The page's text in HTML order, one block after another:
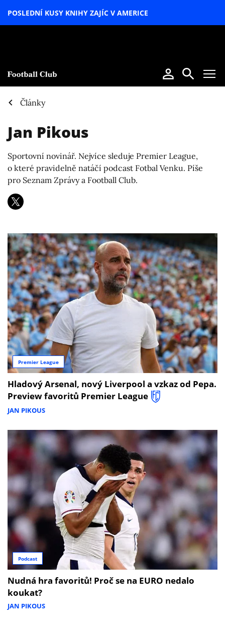
POSLEDNÍ KUSY KNIHY ZAJÍC V AMERICE
Články
Jan Pikous
Sportovní novinář. Nejvíce sleduje Premier League,
o které pravidelně natáčí podcast Fotbal Venku. Píše
pro Seznam Zprávy a Football Club.
Premier League
Hladový Arsenal, nový Liverpool a vzkaz od Pepa.
Preview favoritů Premier League
JAN PIKOUS
Podcast
Nudná hra favoritů! Proč se na EURO nedalo
koukat?
JAN PIKOUS